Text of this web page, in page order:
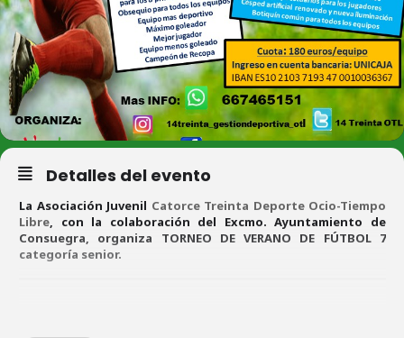
Detalles del evento
La Asociación Juvenil Catorce Treinta Deporte Ocio-Tiempo
Libre, con la colaboración del Excmo. Ayuntamiento de
Consuegra, organiza TORNEO DE VERANO DE FÚTBOL 7
categoría senior.